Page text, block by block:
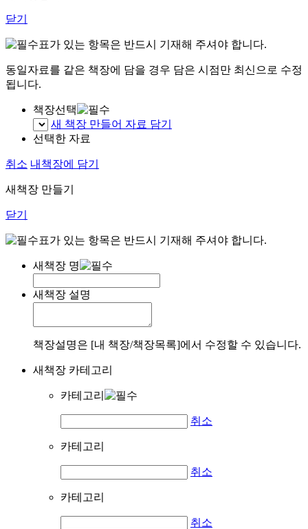
닫기
표가 있는 항목은 반드시 기재해 주셔야 합니다.
동일자료를 같은 책장에 담을 경우 담은 시점만 최신으로 수정
됩니다.
책장선택
새 책장 만들어 자료 담기
선택한 자료
취소 내책장에 담기
새책장 만들기
닫기
표가 있는 항목은 반드시 기재해 주셔야 합니다.
새책장 명
새책장 설명
책장설명은 [내 책장/책장목록]에서 수정할 수 있습니다.
새책장 카테고리
카테고리
취소
카테고리
취소
카테고리
취소